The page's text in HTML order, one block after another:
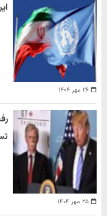
۲۶ مهر ۱۴۰۴
۲۵ مهر ۱۴۰۴